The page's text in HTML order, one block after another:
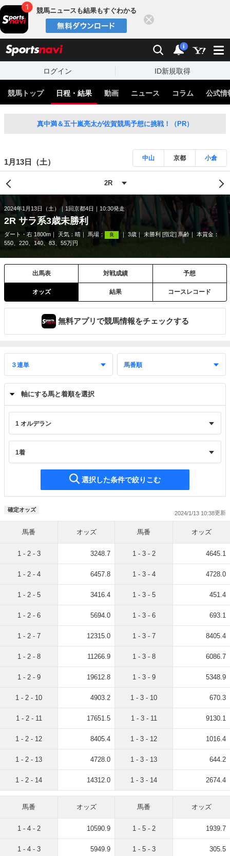
競馬ニュースも結果もすぐわかる
検索 通知
i
ログイン ID新規取得
競馬トップ 日程・結果 動画 ニュース コラム 公式情
真中満＆五十嵐亮太が佐賀競馬予想に挑戦！（PR）
1月13日（土） 中山 京都 小倉
2024年1月13日（土） 1回京都4日 10:30発走
2R サラ系3歳未勝利
ダート・右 1800m 天気： 晴 馬場： 良 3歳 未勝利 [指定] 馬齢
本賞金：
550、220、140、83、55万円
出馬表 対戦成績 予想
オッズ 結果 コースレコード
無料アプリで競馬情報をチェックする
軸にする馬と着順を選択
選択した条件で絞りこむ
確定オッズ
2024/1/13 10:38
馬番 オッズ
1 - 2 - 3 3248.7
1 - 2 - 4 6457.8
1 - 2 - 5 3416.4
1 - 2 - 6 5694.0
1 - 2 - 7 12315.0
1 - 2 - 8 11266.9
1 - 2 - 9 19612.8
1 - 2 - 10 4903.2
1 - 2 - 11 17651.5
1 - 2 - 12 8405.4
1 - 2 - 13 4728.0
1 - 2 - 14 14312.0
馬番 オッズ
1 - 3 - 2 4645.1
1 - 3 - 4 4728.0
1 - 3 - 5 451.4
1 - 3 - 6 693.1
1 - 3 - 7 8405.4
1 - 3 - 8 6086.7
1 - 3 - 9 5348.9
1 - 3 - 10 670.3
1 - 3 - 11 9130.1
1 - 3 - 12 1016.4
1 - 3 - 13 644.2
1 - 3 - 14 2674.4
馬番 オッズ
1 - 4 - 2 10590.9
1 - 4 - 3 5949.9
馬番 オッズ
1 - 5 - 2 1939.7
1 - 5 - 3 305.5